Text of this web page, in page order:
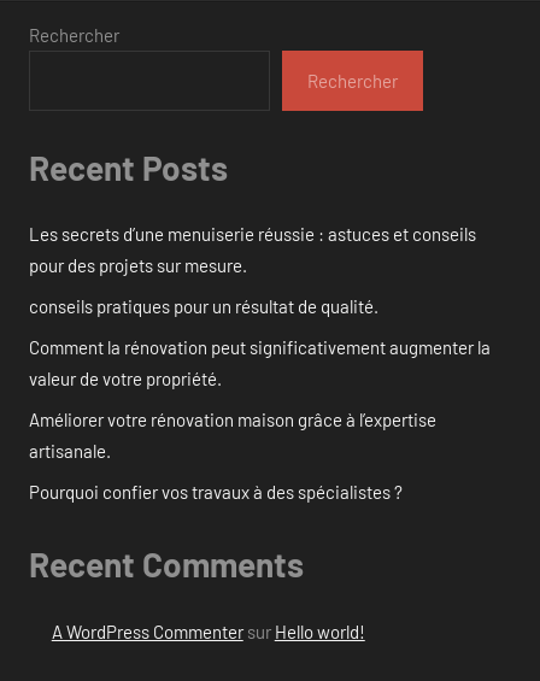
Rechercher
Rechercher
Recent Posts
Les secrets d’une menuiserie réussie : astuces et conseils
pour des projets sur mesure.
conseils pratiques pour un résultat de qualité.
Comment la rénovation peut significativement augmenter la
valeur de votre propriété.
Améliorer votre rénovation maison grâce à l’expertise
artisanale.
Pourquoi confier vos travaux à des spécialistes ?
Recent Comments
A WordPress Commentersur Hello world!